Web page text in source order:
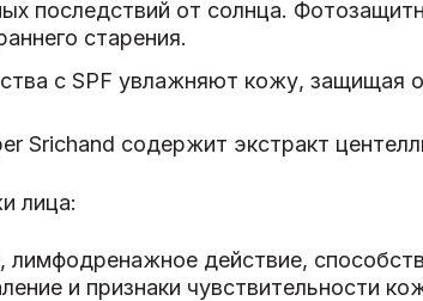
последствий от солнца.
старения.
с SPF увлажняют кожу, защищая
Srichand содержит экстракт
лица:
лимфодренажное действие,
и признаки чувствительности